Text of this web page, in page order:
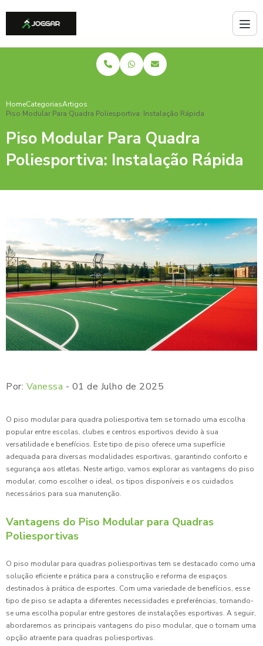
HomeCategoriasArtigos
Piso Modular Para Quadra Poliesportiva: Instalação Rápida
Piso Modular Para Quadra
Poliesportiva: Instalação Rápida
Por: Vanessa - 01 de Julho de 2025
O piso modular para quadra poliesportiva tem se tornado uma escolha
popular entre escolas, clubes e centros esportivos devido à sua
versatilidade e benefícios. Este tipo de piso oferece uma superfície
adequada para diversas modalidades esportivas, garantindo conforto e
segurança aos atletas. Neste artigo, vamos explorar as vantagens do piso
modular, como escolher o ideal, os tipos disponíveis e os cuidados
necessários para sua manutenção.
Vantagens do Piso Modular para Quadras
Poliesportivas
O piso modular para quadras poliesportivas tem se destacado como uma
solução eficiente e prática para a construção e reforma de espaços
destinados à prática de esportes. Com uma variedade de benefícios, esse
tipo de piso se adapta a diferentes necessidades e preferências, tornando-
se uma escolha popular entre gestores de instalações esportivas. A seguir,
abordaremos as principais vantagens do piso modular, que o tornam uma
opção atraente para quadras poliesportivas.